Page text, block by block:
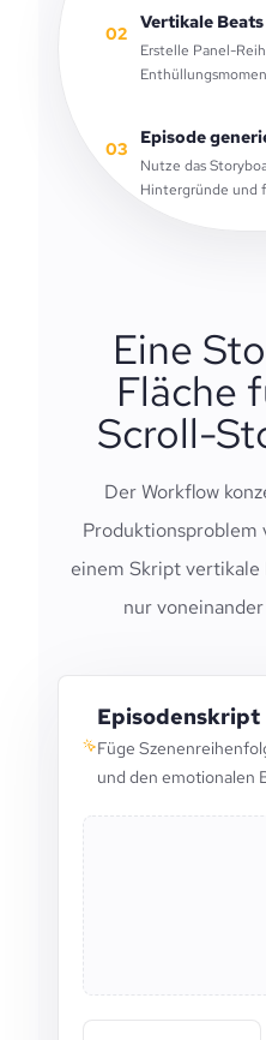
02
Vertikale
Erstelle Panel-
03
Episode
Nutze das
Hintergründe und
Eine
Fläche
Scroll-
Der Workflow
Produktionsproblem
einem Skript
nur
Episodenskript
Füge
und den emotionalen